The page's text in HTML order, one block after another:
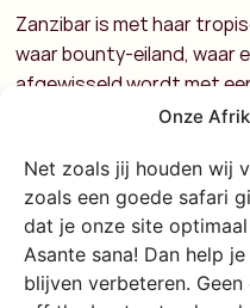
Onze
Net zoals jij houden wij
zoals een goede safari
dat je onze site
Asante sana! Dan help
blijven verbeteren.
Zanzibar is met haar
waar bounty-eiland, waar
afgewisseld wordt met
De altijd aanwezige
Juni tot februari:
weer als je van
Maart, april mei:
regenbuitjes.